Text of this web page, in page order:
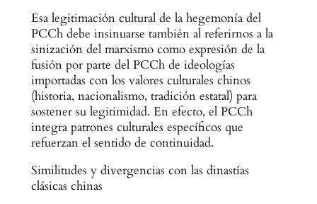
Esa legitimación cultural de la hegemonía del
PCCh debe insinuarse también al referirnos a la
sinización del marxismo como expresión de la
fusión por parte del PCCh de ideologías
importadas con los valores culturales chinos
(historia, nacionalismo, tradición estatal) para
sostener su legitimidad. En efecto, el PCCh
integra patrones culturales específicos que
refuerzan el sentido de continuidad.
Similitudes y divergencias con las dinastías
clásicas chinas